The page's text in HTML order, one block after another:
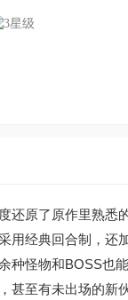
原了原作里熟悉的
用经典回合制，还
种怪物和BOSS也
甚至有未出场的新